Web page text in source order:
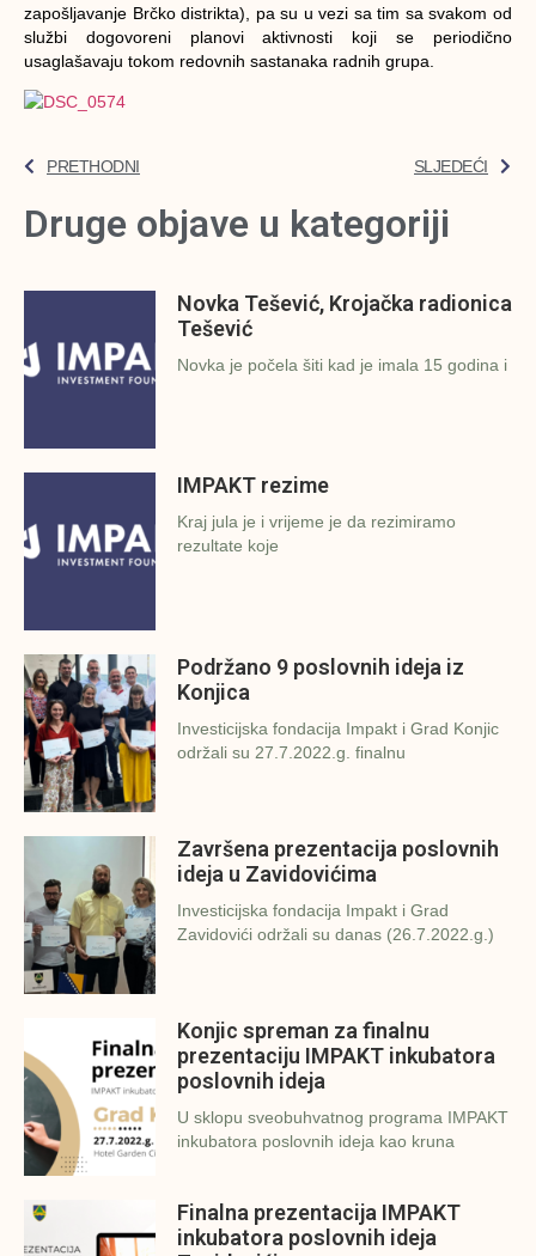
zapošljavanje Brčko distrikta), pa su u vezi sa tim sa svakom od
službi dogovoreni planovi aktivnosti koji se periodično
usaglašavaju tokom redovnih sastanaka radnih grupa.
PRETHODNI SLJEDEĆI
Druge objave u kategoriji
Novka Tešević, Krojačka radionica
Tešević
Novka je počela šiti kad je imala 15 godina i
IMPAKT rezime
Kraj jula je i vrijeme je da rezimiramo
rezultate koje
Podržano 9 poslovnih ideja iz
Konjica
Investicijska fondacija Impakt i Grad Konjic
održali su 27.7.2022.g. finalnu
Završena prezentacija poslovnih
ideja u Zavidovićima
Investicijska fondacija Impakt i Grad
Zavidovići održali su danas (26.7.2022.g.)
Konjic spreman za finalnu
prezentaciju IMPAKT inkubatora
poslovnih ideja
U sklopu sveobuhvatnog programa IMPAKT
inkubatora poslovnih ideja kao kruna
Finalna prezentacija IMPAKT
inkubatora poslovnih ideja